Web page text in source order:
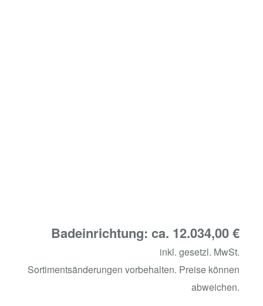
Badeinrichtung: ca. 12.034,00 €
inkl. gesetzl. MwSt.
Sortimentsänderungen vorbehalten. Preise können
abweichen.